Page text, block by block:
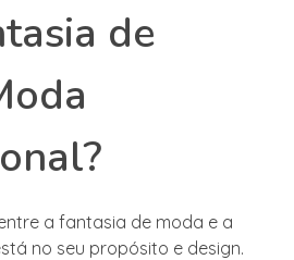
de
a fantasia de moda e a
no seu propósito e design.